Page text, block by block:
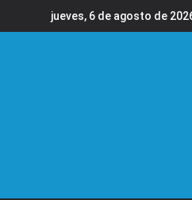
jueves, 6 de agosto de